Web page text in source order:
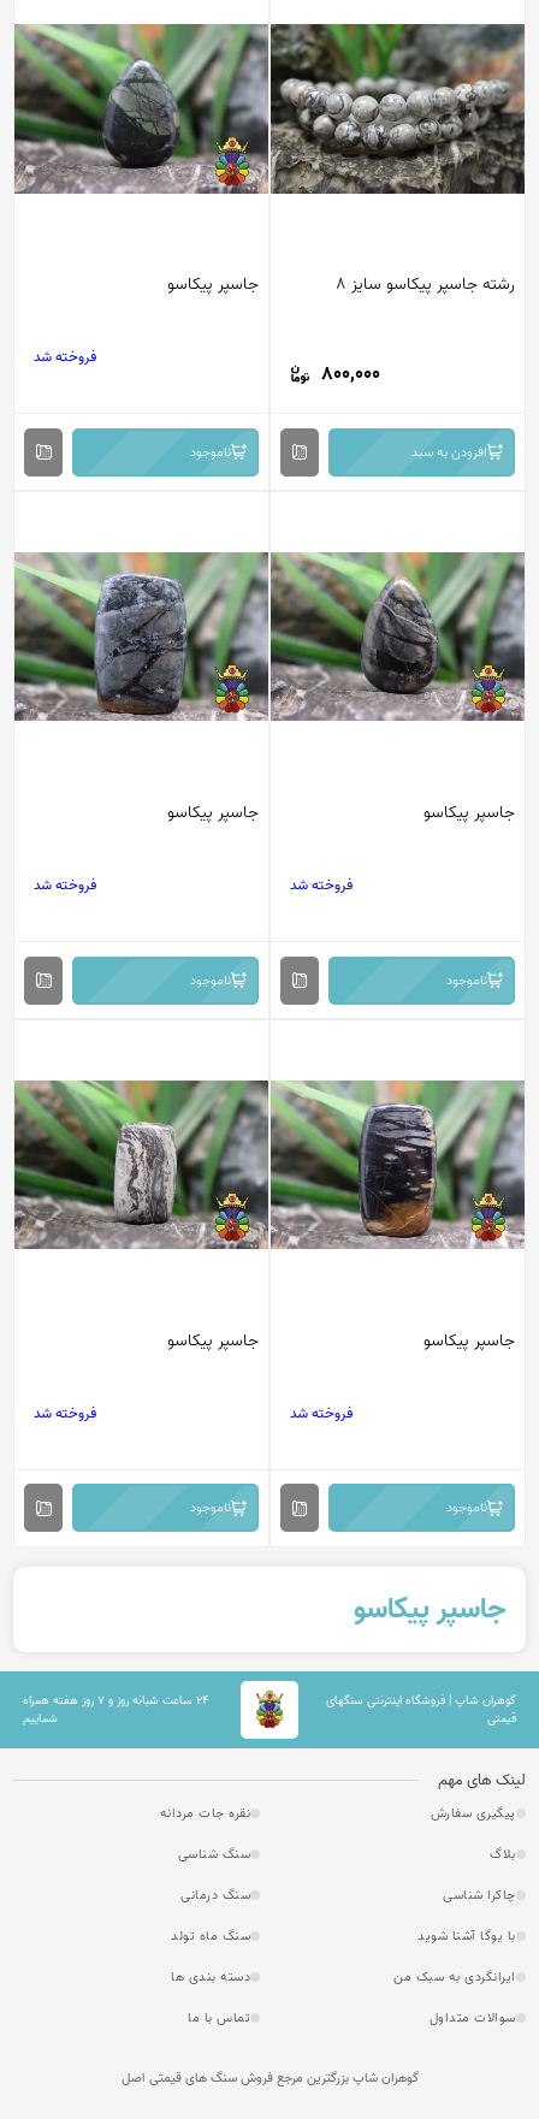
رشته جاسپر پیکاسو سایز 8
800,000
افزودن به سبد
جاسپر پیکاسو
فروخته شد
ناموجود
جاسپر پیکاسو
فروخته شد
ناموجود
جاسپر پیکاسو
فروخته شد
ناموجود
جاسپر پیکاسو
فروخته شد
ناموجود
جاسپر پیکاسو
فروخته شد
ناموجود
جاسپر پیکاسو
گوهران شاپ | فروشگاه اینترنتی سنگهای
قیمتی
۲۴ ساعت شبانه روز و ۷ روز هفته همراه
شماییم
لینک های مهم
پیگیری سفارش
نقره جات مردانه
بلاگ
سنگ شناسی
چاکرا شناسی
سنگ درمانی
با یوگا آشنا شوید
سنگ ماه تولد
ایرانگردی به سبک من
دسته بندی ها
سوالات متداول
تماس با ما
گوهران شاپ بزرگترین مرجع فروش سنگ های قیمتی اصل